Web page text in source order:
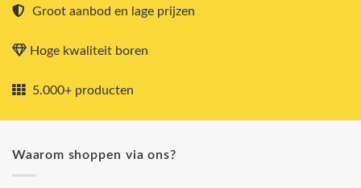
Groot aanbod en lage prijzen
Hoge kwaliteit boren
5.000+ producten
Waarom shoppen via ons?